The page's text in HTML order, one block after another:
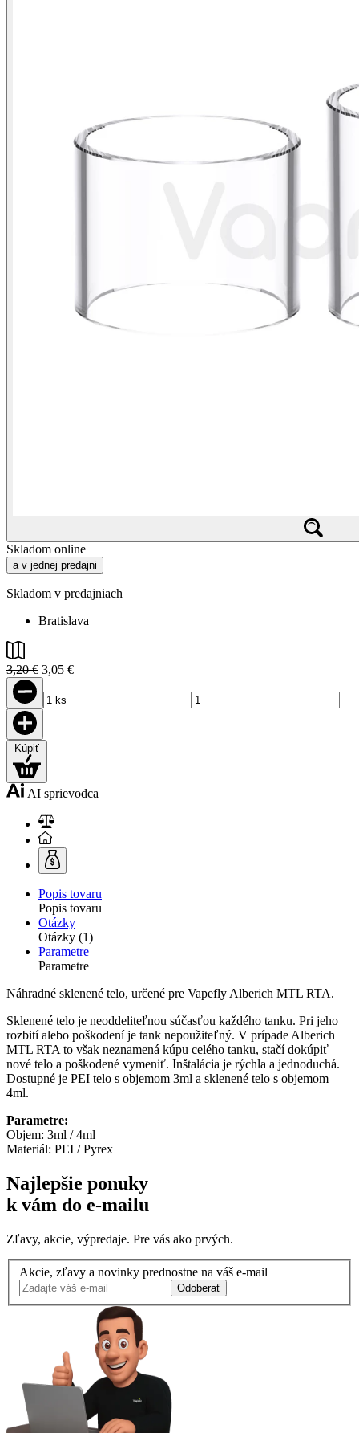
Skladom online
a v jednej predajni
Skladom v predajniach
Bratislava
3,20 € 3,05 €
AI sprievodca
Popis tovaru
Popis tovaru
Otázky
Otázky (1)
Parametre
Parametre
Náhradné sklenené telo, určené pre Vapefly Alberich MTL RTA.
Sklenené telo je neoddeliteľnou súčasťou každého tanku. Pri jeho
rozbití alebo poškodení je tank nepoužiteľný. V prípade Alberich
MTL RTA to však neznamená kúpu celého tanku, stačí dokúpiť
nové telo a poškodené vymeniť. Inštalácia je rýchla a jednoduchá.
Dostupné je PEI telo s objemom 3ml a sklenené telo s objemom
4ml.
Parametre:
Objem: 3ml / 4ml
Materiál: PEI / Pyrex
Najlepšie ponuky
k vám do e-mailu
Zľavy, akcie, výpredaje. Pre vás ako prvých.
Akcie, zľavy a novinky prednostne na váš e-mail
Odoberať